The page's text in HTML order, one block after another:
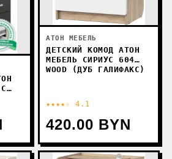
АТОН МЕБЕЛЬ
ДЕТСКИЙ КОМОД АТОН
МЕБЕЛЬ СИРИУС 604
WOOD (ДУБ ГАЛИФАКС)
★★★★☆ 4.1
420.00 BYN